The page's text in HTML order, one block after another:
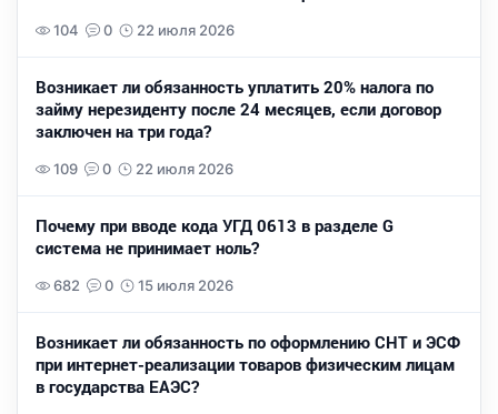
104 0 22 июля 2026
Возникает ли обязанность уплатить 20% налога по
займу нерезиденту после 24 месяцев, если договор
заключен на три года?
109 0 22 июля 2026
Почему при вводе кода УГД 0613 в разделе G
система не принимает ноль?
682 0 15 июля 2026
Возникает ли обязанность по оформлению СНТ и ЭСФ
при интернет-реализации товаров физическим лицам
в государства ЕАЭС?